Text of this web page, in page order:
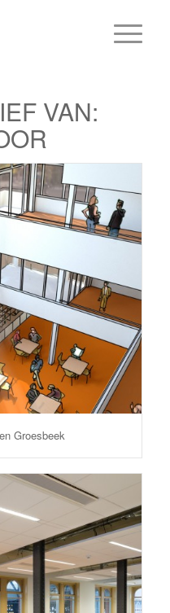
VAN:
Groesbeek